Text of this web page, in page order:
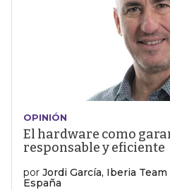
OPINIÓN
El hardware como
responsable y eficiente
por Jordi García, Iberia
España